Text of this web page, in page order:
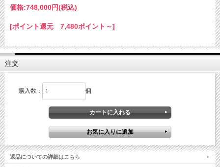
価格:748,000円(税込)
[ポイント還元 7,480ポイント～]
注文
購入数： 個
返品についての詳細はこちら